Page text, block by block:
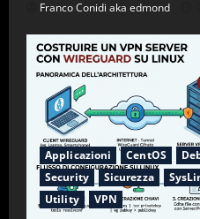
Franco Conidi aka edmond
Applicazioni CentOS
Security
Sicurezza
Utility
VPN